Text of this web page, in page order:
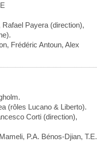
Payera (direction),
Frédéric Antoun, Alex
(rôles Lucano & Liberto).
Corti (direction),
P.A. Bénos-Djian, T.E.